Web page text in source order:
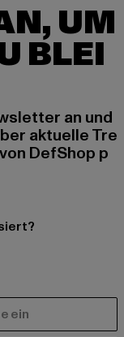
UM
BLEI
an und
aktuelle Tre
DefShop p